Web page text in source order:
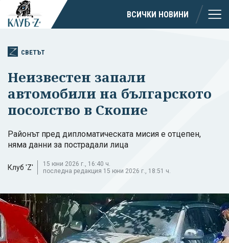
ВСИЧКИ НОВИНИ
СВЕТЪТ
Неизвестен запали
автомобили на българското
посолство в Скопие
Районът пред дипломатическата мисия е отцепен,
няма данни за пострадали лица
Клуб 'Z'
15 юни 2026 г., 16:40 ч.
последна редакция 15 юни 2026 г., 18:51 ч.